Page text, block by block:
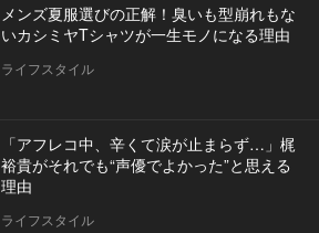
メンズ夏服選びの正解！臭いも型崩れもな
いカシミヤTシャツが一生モノになる理由
ライフスタイル
「アフレコ中、辛くて涙が止まらず…」梶
裕貴がそれでも“声優でよかった”と思える
理由
ライフスタイル